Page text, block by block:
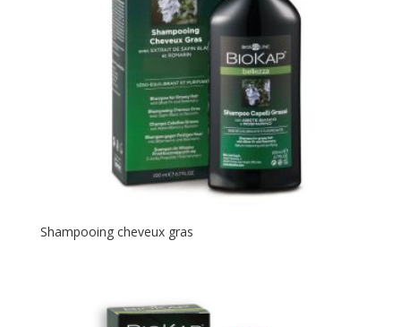
Shampooing cheveux gras